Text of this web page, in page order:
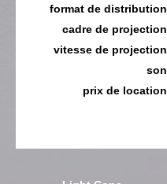
format de distribution
cadre de projection
vitesse de projection
son
prix de location